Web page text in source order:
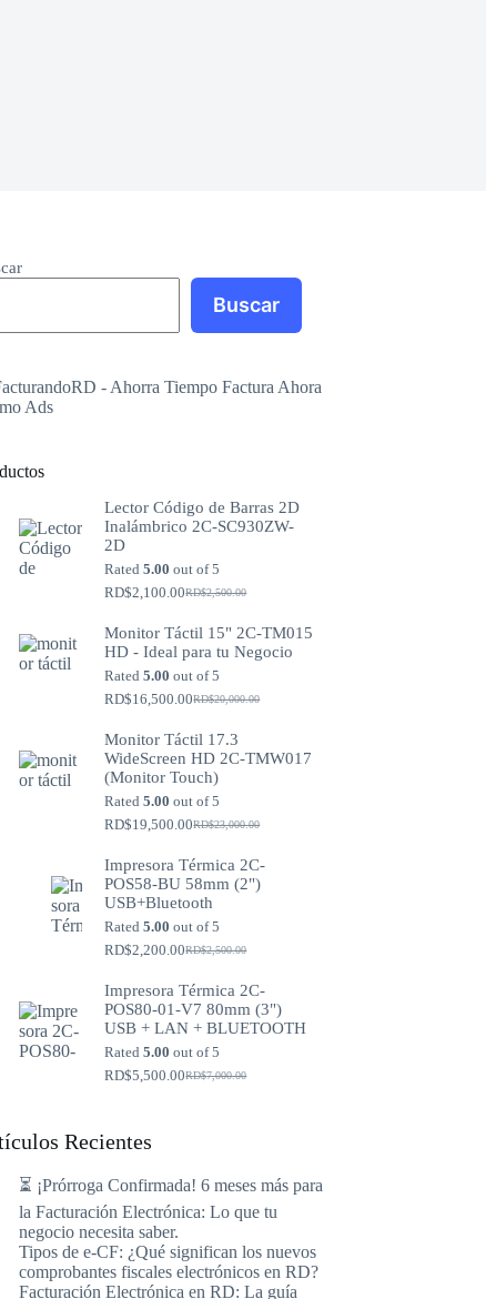
Buscar
Lector Código de Barras 2D
Inalámbrico 2C-SC930ZW-
2D
Rated5.00 out of 5
RD$2,500.00
Original
was:
RD$2,500.00.
RD$2,100.00Current
is:
RD$2,100.00.
Monitor Táctil 15" 2C-TM015
HD - Ideal para tu Negocio
Rated5.00 out of 5
RD$20,000.00
Original
was:
RD$20,000.00.
RD$16,500.00Current
is:
RD$16,500.00.
Monitor Táctil 17.3
WideScreen HD 2C-TMW017
(Monitor Touch)
Rated5.00 out of 5
RD$23,000.00
Original
was:
RD$23,000.00.
RD$19,500.00Current
is:
RD$19,500.00.
Impresora Térmica 2C-
POS58-BU 58mm (2")
USB+Bluetooth
Rated5.00 out of 5
RD$2,500.00
Original
was:
RD$2,500.00.
RD$2,200.00Current
is:
RD$2,200.00.
Impresora Térmica 2C-
POS80-01-V7 80mm (3")
USB + LAN + BLUETOOTH
Rated5.00 out of 5
RD$7,000.00
Original
RD$5,500.00Current
Recientes
⏳ ¡Prórroga Confirmada! 6 meses más para
la Facturación Electrónica: Lo que tu
negocio necesita saber.
Tipos de e-CF: ¿Qué significan los nuevos
comprobantes fiscales electrónicos en RD?
Facturación Electrónica en RD: La guía